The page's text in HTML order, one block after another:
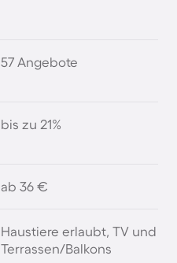
57 Angebote
bis zu 21%
ab 36 €
Haustiere erlaubt, TV und
Terrassen/Balkons